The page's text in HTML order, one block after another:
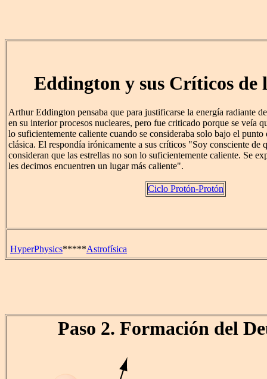
Eddington y sus Críticos de
Arthur Eddington pensaba que para justificarse la energía radiante
en su interior procesos nucleares, pero fue criticado porque se veía
lo suficientemente caliente cuando se consideraba solo bajo el punto
clásica. El respondía irónicamente a sus críticos "Soy consciente de
consideran que las estrellas no son lo suficientemente caliente. Se
les decimos encuentren un lugar más caliente".
Ciclo Protón-Protón
HyperPhysics*****Astrofísica
Paso 2. Formación del